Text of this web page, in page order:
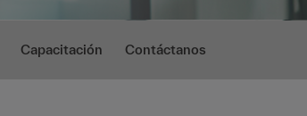
Capacitación Contáctanos